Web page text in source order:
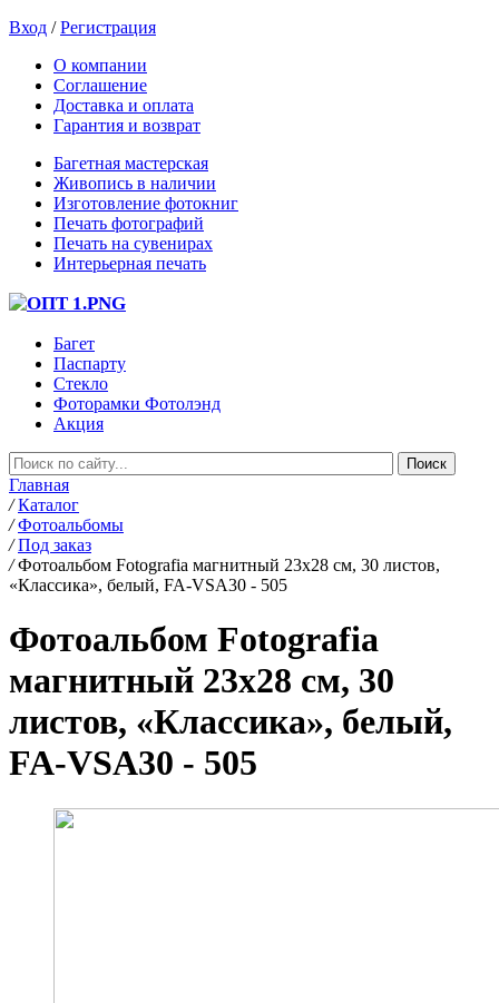
Вход /Регистрация
О компании
Соглашение
Доставка и оплата
Гарантия и возврат
Багетная мастерская
Живопись в наличии
Изготовление фотокниг
Печать фотографий
Печать на сувенирах
Интерьерная печать
Багет
Паспарту
Стекло
Фоторамки Фотолэнд
Акция
Главная
/ Каталог
/ Фотоальбомы
/ Под заказ
/ Фотоальбом Fotografia магнитный 23х28 см, 30 листов,
«Классика», белый, FA-VSA30 - 505
Фотоальбом Fotografia
магнитный 23х28 см, 30
листов, «Классика», белый,
FA-VSA30 - 505